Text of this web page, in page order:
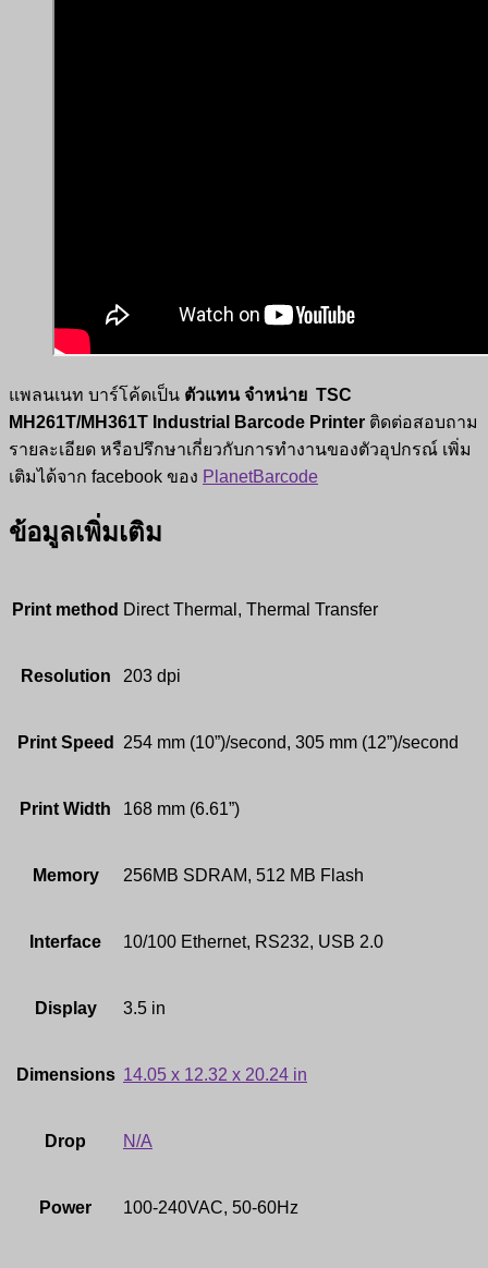
แพลนเนท บาร์โค้ดเป็น ตัวแทน จำหน่าย TSC
MH261T/MH361T Industrial Barcode Printer ติดต่อสอบถาม
รายละเอียด หรือปรึกษาเกี่ยวกับการทำงานของตัวอุปกรณ์ เพิ่ม
เติมได้จาก facebook ของ PlanetBarcode
ข้อมูลเพิ่มเติม
Print method Direct Thermal, Thermal Transfer
Resolution 203 dpi
Print Speed 254 mm (10”)/second, 305 mm (12”)/second
Print Width 168 mm (6.61”)
Memory 256MB SDRAM, 512 MB Flash
Interface 10/100 Ethernet, RS232, USB 2.0
Display 3.5 in
Dimensions 14.05 x 12.32 x 20.24 in
Drop N/A
Power 100-240VAC, 50-60Hz